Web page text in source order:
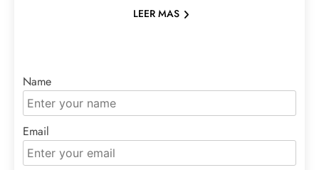
LEER MAS
Name
Email